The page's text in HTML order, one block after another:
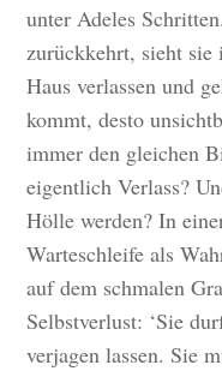
unter Adeles
zurückkehrt, sieht sie
Haus verlassen und
kommt, desto
immer den gleichen
eigentlich Verlass?
Hölle werden? In
Warteschleife als
auf dem schmalen
Selbstverlust: ‘Sie
verjagen lassen. Sie